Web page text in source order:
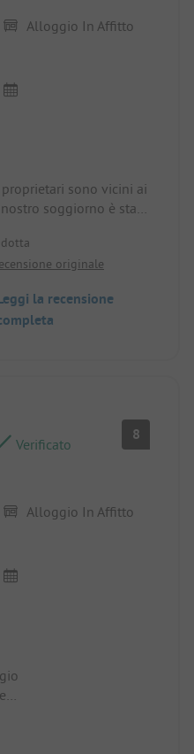
Alloggio In Affitto
sono vicini ai
soggiorno è stato
e ci siamo tutti
condizionata e
originale
la recensione
Verificato
8
Alloggio In Affitto
l'aria